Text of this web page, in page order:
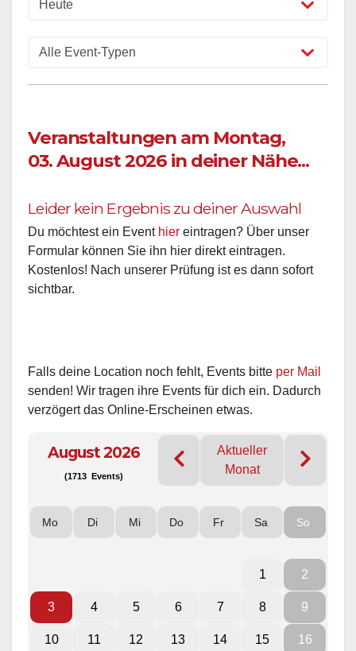
Veranstaltungen am Montag,
03. August 2026 in deiner Nähe...
Leider kein Ergebnis zu deiner Auswahl
Du möchtest ein Event hier eintragen? Über unser
Formular können Sie ihn hier direkt eintragen.
Kostenlos! Nach unserer Prüfung ist es dann sofort
sichtbar.
Falls deine Location noch fehlt, Events bitte per Mail
senden! Wir tragen ihre Events für dich ein. Dadurch
verzögert das Online-Erscheinen etwas.
August 2026
(1713 Events)
Aktueller
Monat
Mo Di Mi Do Fr Sa So
1 2
3 4 5 6 7 8 9
10 11 12 13 14 15 16